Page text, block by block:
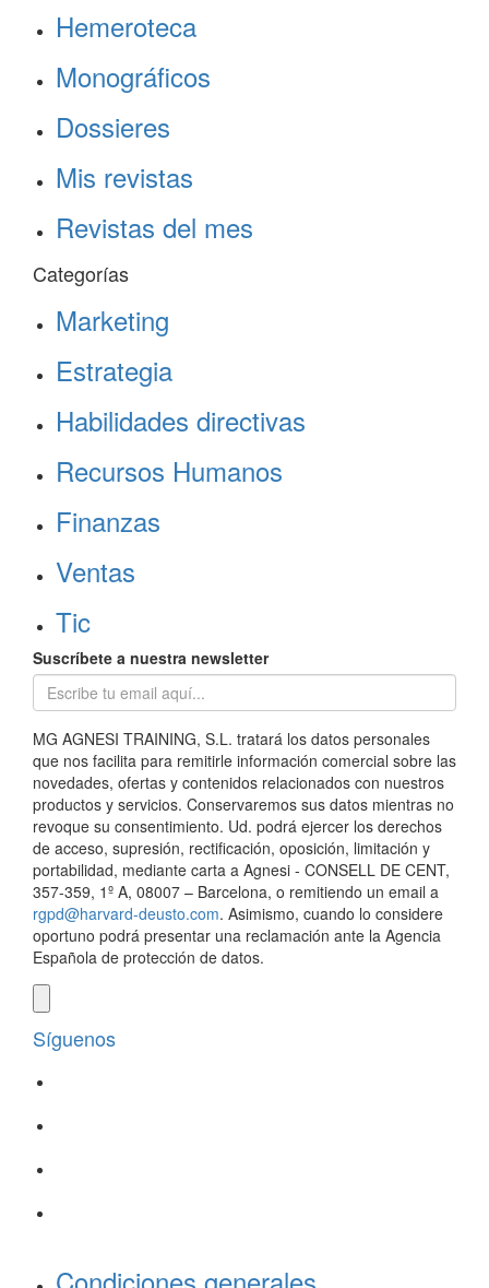
Hemeroteca
Monográficos
Dossieres
Mis revistas
Revistas del mes
Categorías
Marketing
Estrategia
Habilidades directivas
Recursos Humanos
Finanzas
Ventas
Tic
Suscríbete a nuestra newsletter
MG AGNESI TRAINING, S.L. tratará los datos personales
que nos facilita para remitirle información comercial sobre las
novedades, ofertas y contenidos relacionados con nuestros
productos y servicios. Conservaremos sus datos mientras no
revoque su consentimiento. Ud. podrá ejercer los derechos
de acceso, supresión, rectificación, oposición, limitación y
portabilidad, mediante carta a Agnesi - CONSELL DE CENT,
357-359, 1º A, 08007 – Barcelona, o remitiendo un email a
rgpd@harvard-deusto.com. Asimismo, cuando lo considere
oportuno podrá presentar una reclamación ante la Agencia
Española de protección de datos.
Síguenos